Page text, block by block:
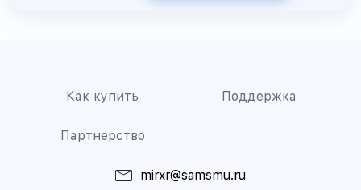
Как купить Поддержка
Партнерство
mirxr@samsmu.ru